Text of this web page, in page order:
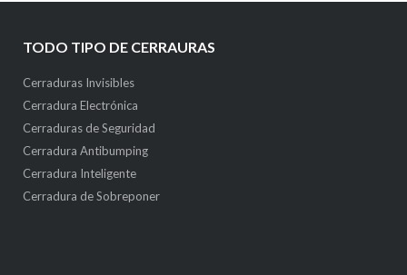
TODO TIPO DE CERRAURAS
Cerraduras Invisibles
Cerradura Electrónica
Cerraduras de Seguridad
Cerradura Antibumping
Cerradura Inteligente
Cerradura de Sobreponer